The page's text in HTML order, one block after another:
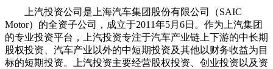
上汽投资公司是上海汽车集团股份有限公司（SAIC
Motor）的全资子公司，成立于2011年5月6日。作为上汽集团
的专业投资平台，上汽投资专注于汽车产业链上下游的中长期
股权投资、汽车产业以外的中短期投资及其他以财务收益为目
标的短期投资。上汽投资主要经营股权投资、创业投资以及资